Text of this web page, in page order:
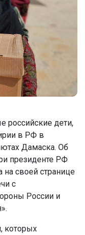
дети,
в РФ в
Дамаска. Об
президенте РФ
своей странице
с
России и
которых